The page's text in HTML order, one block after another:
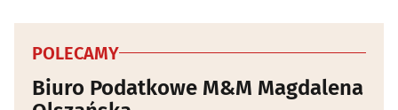
POLECAMY
Biuro Podatkowe M&M Magdalena